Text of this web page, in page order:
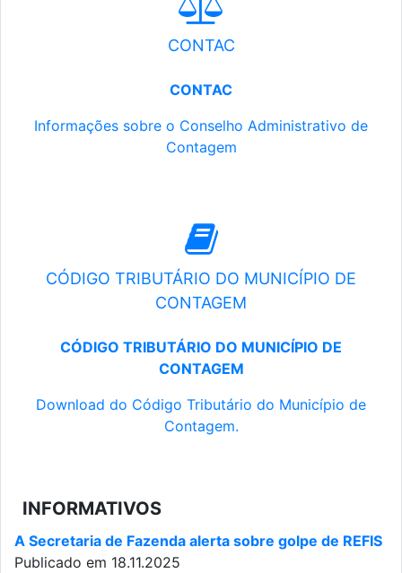
CONTAC
CONTAC
Informações sobre o Conselho Administrativo de
Contagem
CÓDIGO TRIBUTÁRIO DO MUNICÍPIO DE
CONTAGEM
CÓDIGO TRIBUTÁRIO DO MUNICÍPIO DE
CONTAGEM
Download do Código Tributário do Município de
Contagem.
INFORMATIVOS
A Secretaria de Fazenda alerta sobre golpe de REFIS
Publicado em 18.11.2025